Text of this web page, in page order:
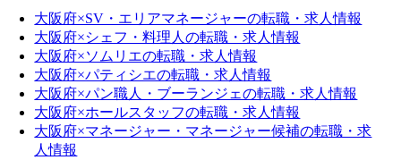
大阪府×SV・エリアマネージャーの転職・求人情報
大阪府×シェフ・料理人の転職・求人情報
大阪府×ソムリエの転職・求人情報
大阪府×パティシエの転職・求人情報
大阪府×パン職人・ブーランジェの転職・求人情報
大阪府×ホールスタッフの転職・求人情報
大阪府×マネージャー・マネージャー候補の転職・求
人情報